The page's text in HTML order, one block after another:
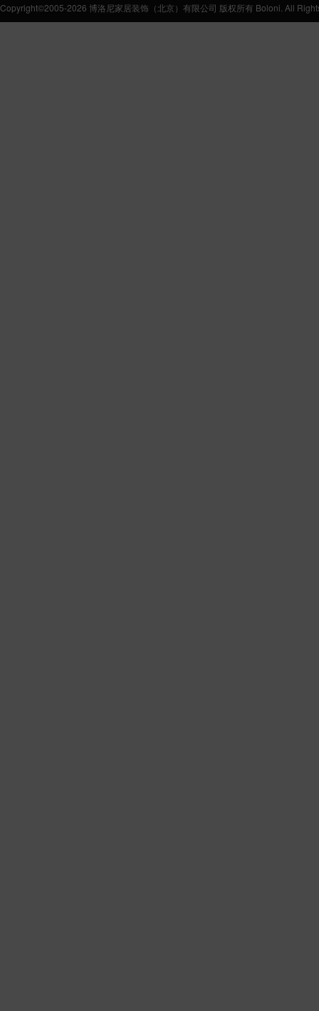
Copyright©2005-2026 博洛尼家居装饰（北京）有限公司 版权所有 Boloni. All